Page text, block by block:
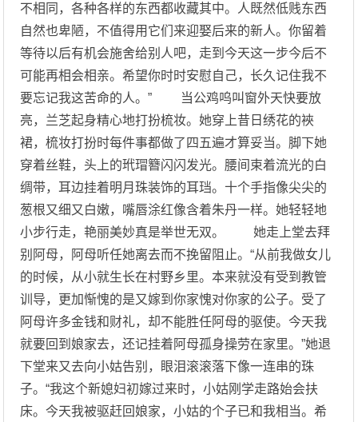
不相同，各种各样的东西都收藏其中。人既然低贱东西
自然也卑陋，不值得用它们来迎娶后来的新人。你留着
等待以后有机会施舍给别人吧，走到今天这一步今后不
可能再相会相亲。希望你时时安慰自己，长久记住我不
要忘记我这苦命的人。” 当公鸡呜叫窗外天快要放
亮，兰芝起身精心地打扮梳妆。她穿上昔日绣花的裌
裙，梳妆打扮时每件事都做了四五遍才算妥当。脚下她
穿着丝鞋，头上的玳瑁簪闪闪发光。腰间束着流光的白
绸带，耳边挂着明月珠装饰的耳珰。十个手指像尖尖的
葱根又细又白嫩，嘴唇涂红像含着朱丹一样。她轻轻地
小步行走，艳丽美妙真是举世无双。 她走上堂去拜
别阿母，阿母听任她离去而不挽留阻止。“从前我做女儿
的时候，从小就生长在村野乡里。本来就没有受到教管
训导，更加惭愧的是又嫁到你家愧对你家的公子。受了
阿母许多金钱和财礼，却不能胜任阿母的驱使。今天我
就要回到娘家去，还记挂着阿母孤身操劳在家里。”她退
下堂来又去向小姑告别，眼泪滚滚落下像一连串的珠
子。“我这个新媳妇初嫁过来时，小姑刚学走路始会扶
床。今天我被驱赶回娘家，小姑的个子已和我相当。希